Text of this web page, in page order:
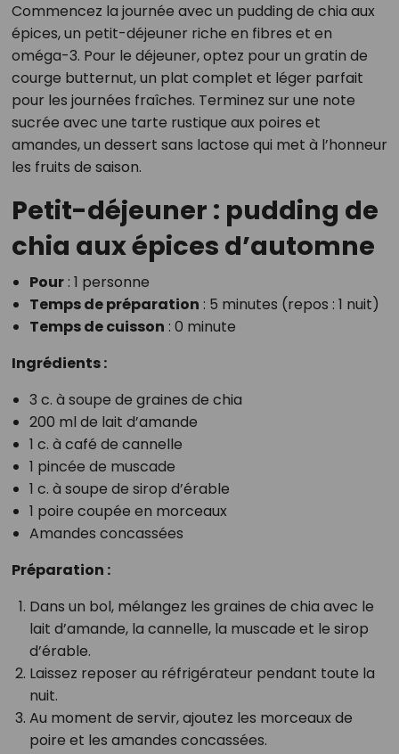
Commencez la journée avec un pudding de chia aux
épices, un petit-déjeuner riche en fibres et en
oméga-3. Pour le déjeuner, optez pour un gratin de
courge butternut, un plat complet et léger parfait
pour les journées fraîches. Terminez sur une note
sucrée avec une tarte rustique aux poires et
amandes, un dessert sans lactose qui met à l’honneur
les fruits de saison.
Petit-déjeuner : pudding de
chia aux épices d’automne
Pour: 1 personne
Temps de préparation : 5 minutes (repos : 1 nuit)
Temps de cuisson : 0 minute
Ingrédients :
3 c. à soupe de graines de chia
200 ml de lait d’amande
1 c. à café de cannelle
1 pincée de muscade
1 c. à soupe de sirop d’érable
1 poire coupée en morceaux
Amandes concassées
Préparation :
Dans un bol, mélangez les graines de chia avec le
lait d’amande, la cannelle, la muscade et le sirop
d’érable.
Laissez reposer au réfrigérateur pendant toute la
nuit.
Au moment de servir, ajoutez les morceaux de
poire et les amandes concassées.